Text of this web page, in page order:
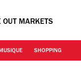
OUT MARKETS
SHOPPING